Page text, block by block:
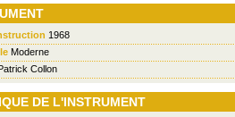
1968
Moderne
Collon
DE L'INSTRUMENT